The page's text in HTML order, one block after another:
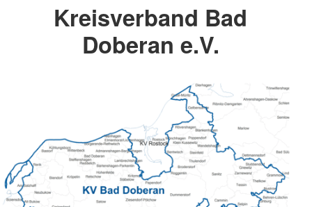
Kreisverband Bad
Doberan e.V.